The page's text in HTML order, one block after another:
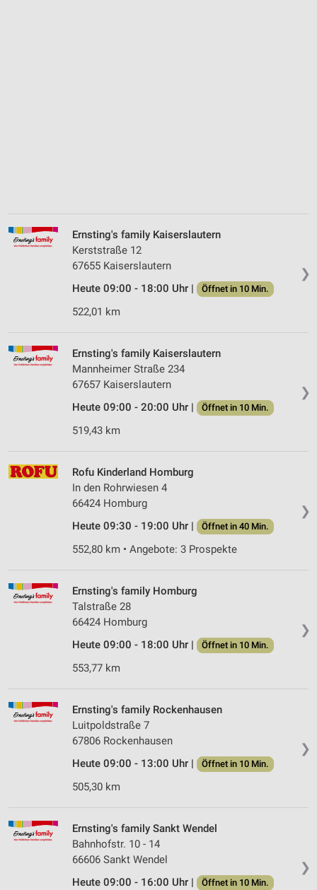
❯
Ernsting's family Kaiserslautern
Kerststraße 12
67655 Kaiserslautern
Heute 09:00 - 18:00 Uhr |
Öffnet in 10 Min.
522,01 km
❯
Ernsting's family Kaiserslautern
Mannheimer Straße 234
67657 Kaiserslautern
Heute 09:00 - 20:00 Uhr |
Öffnet in 10 Min.
519,43 km
❯
Rofu Kinderland Homburg
In den Rohrwiesen 4
66424 Homburg
Heute 09:30 - 19:00 Uhr |
Öffnet in 40 Min.
552,80 km • Angebote: 3 Prospekte
❯
Ernsting's family Homburg
Talstraße 28
66424 Homburg
Heute 09:00 - 18:00 Uhr |
Öffnet in 10 Min.
553,77 km
❯
Ernsting's family Rockenhausen
Luitpoldstraße 7
67806 Rockenhausen
Heute 09:00 - 13:00 Uhr |
Öffnet in 10 Min.
505,30 km
❯
Ernsting's family Sankt Wendel
Bahnhofstr. 10 - 14
66606 Sankt Wendel
Heute 09:00 - 16:00 Uhr |
Öffnet in 10 Min.